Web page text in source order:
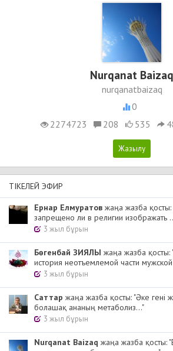
Nurqanat Baizaq
nurqanatbaizaq
0
2274723
208 535
ТІКЕЛЕЙ ЭФИР
Ернар Елмуратов жаңа жазба
запрещено ли в религии изображать
3 жыл бұрын
Бөгенбай ЗИЯЛЫ жаңа жазба
история неотъемлемой части
3 жыл бұрын
Cаттар жаңа жазба қосты: "Әке гені
болашақ ананың метаболиз..."
3 жыл бұрын
Nurqanat Baizaq жаңа жазба қосты: